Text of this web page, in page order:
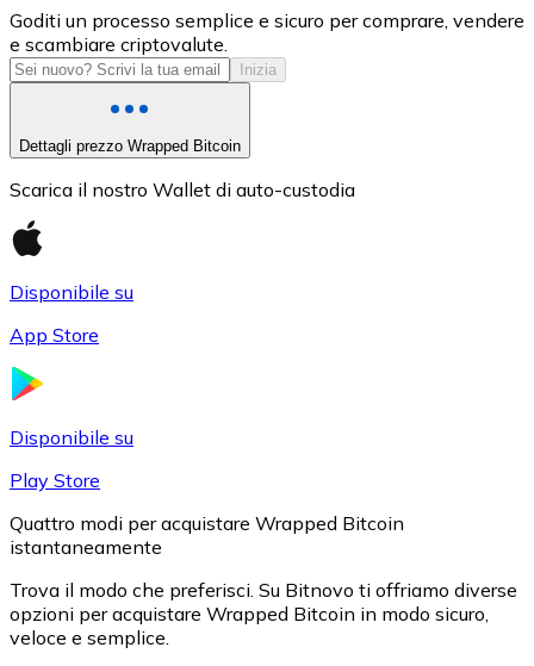
USD Coin
USDC
Goditi un processo semplice e sicuro per comprare, vendere
e scambiare criptovalute.
Inizia
Dettagli prezzo Wrapped Bitcoin
Scarica il nostro Wallet di auto-custodia
Disponibile su
App Store
Disponibile su
Play Store
Quattro modi per acquistare Wrapped Bitcoin
istantaneamente
Trova il modo che preferisci. Su Bitnovo ti offriamo diverse
opzioni per acquistare Wrapped Bitcoin in modo sicuro,
veloce e semplice.